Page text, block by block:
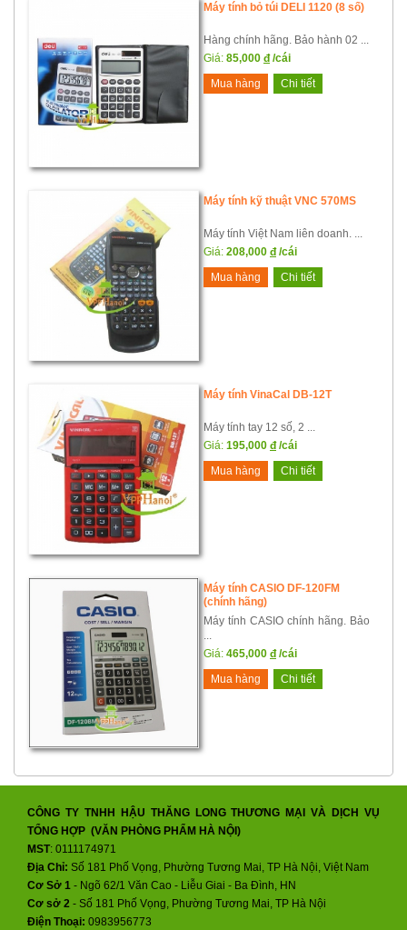
Máy tính bỏ túi DELI 1120 (8 số)
Hàng chính hãng. Bảo hành 02 ...
Giá: 85,000 đ /cái
Mua hàng
Chi tiết
Máy tính kỹ thuật VNC 570MS
Máy tính Việt Nam liên doanh. ...
Giá: 208,000 đ /cái
Mua hàng
Chi tiết
Máy tính VinaCal DB-12T
Máy tính tay 12 số, 2 ...
Giá: 195,000 đ /cái
Mua hàng
Chi tiết
Máy tính CASIO DF-120FM
(chính hãng)
Máy tính CASIO chính hãng. Bảo
...
Giá: 465,000 đ /cái
Mua hàng
Chi tiết
CÔNG TY TNHH HẬU THĂNG LONG THƯƠNG MẠI VÀ DỊCH VỤ
TỔNG HỢP (VĂN PHÒNG PHẨM HÀ NỘI)
MST: 0111174971
Địa Chỉ: Số 181 Phố Vọng, Phường Tương Mai, TP Hà Nội, Việt Nam
Cơ Sở 1 - Ngõ 62/1 Văn Cao - Liễu Giai - Ba Đình, HN
Cơ sở 2 - Số 181 Phố Vọng, Phường Tương Mai, TP Hà Nội
Điện Thoại: 0983956773